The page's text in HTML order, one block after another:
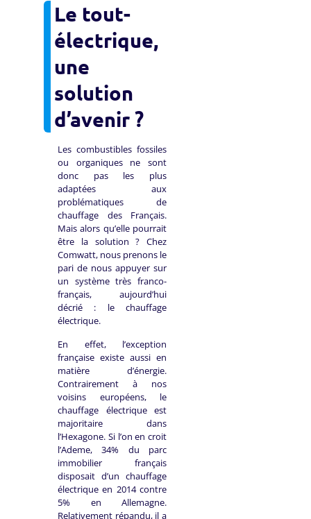
Le tout-
électrique,
une
solution
d’avenir ?
Les combustibles fossiles
ou organiques ne sont
donc pas les plus
adaptées aux
problématiques de
chauffage des Français.
Mais alors qu’elle pourrait
être la solution ? Chez
Comwatt, nous prenons le
pari de nous appuyer sur
un système très franco-
français, aujourd’hui
décrié : le chauffage
électrique.
En effet, l’exception
française existe aussi en
matière d’énergie.
Contrairement à nos
voisins européens, le
chauffage électrique est
majoritaire dans
l’Hexagone. Si l’on en croit
l’Ademe, 34% du parc
immobilier français
disposait d’un chauffage
électrique en 2014 contre
5% en Allemagne.
Relativement répandu, il a